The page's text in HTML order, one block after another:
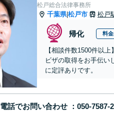
松戸総合法律事務所
千葉県|松戸市 松戸
帰化 料
【相談件数1500件以
ビザの取得をお手伝い
に定評ありです。
電話でお問い合わせ